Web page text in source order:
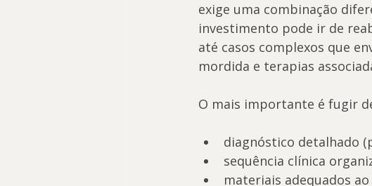
exige uma combinação
investimento pode ir de
até casos complexos que
mordida e terapias
O mais importante é fugir
diagnóstico detalhado
sequência clínica
materiais adequados